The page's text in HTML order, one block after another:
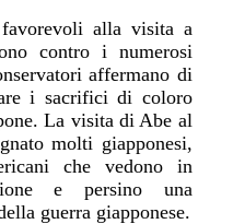
alla visita a
contro i numerosi
affermano di
i sacrifici di coloro
La visita di Abe al
molti giapponesi,
che vedono in
e persino una
guerra giapponese.